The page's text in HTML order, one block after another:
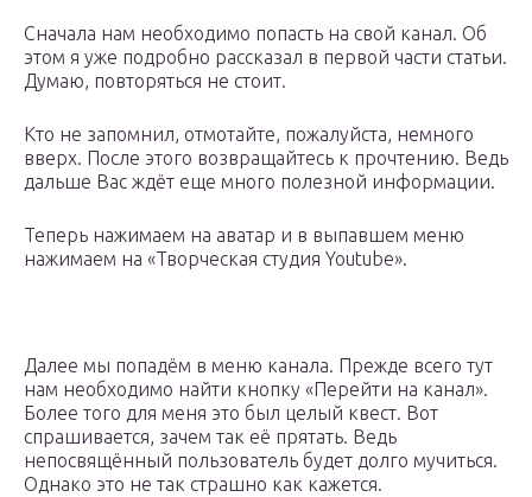
Сначала нам необходимо попасть на свой канал. Об
этом я уже подробно рассказал в первой части статьи.
Думаю, повторяться не стоит.
Кто не запомнил, отмотайте, пожалуйста, немного
вверх. После этого возвращайтесь к прочтению. Ведь
дальше Вас ждёт еще много полезной информации.
Теперь нажимаем на аватар и в выпавшем меню
нажимаем на «Творческая студия Youtube».
Далее мы попадём в меню канала. Прежде всего тут
нам необходимо найти кнопку «Перейти на канал».
Более того для меня это был целый квест. Вот
спрашивается, зачем так её прятать. Ведь
непосвящённый пользователь будет долго мучиться.
Однако это не так страшно как кажется.